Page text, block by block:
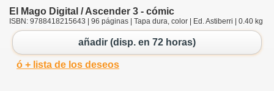
El Mago Digital / Ascender 3 - cómic
ISBN: 9788418215643 | 96 páginas | Tapa dura, color | Ed. Astiberri | 0.40 kg
añadir (disp. en 72 horas)
ó + lista de los deseos